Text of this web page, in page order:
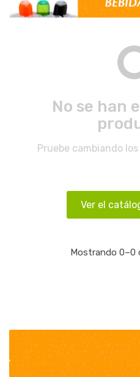
No se han
Pruebe cambiando
Ver el
Mostrando 0–0